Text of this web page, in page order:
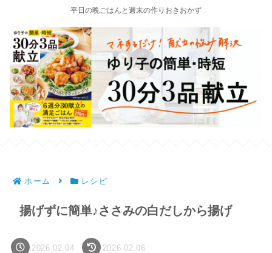
平日の晩ごはんと週末の作りおきおかず
ホーム レシピ
揚げずに簡単♪ささみの白だしから揚げ
2026.02.04 2026.02.06